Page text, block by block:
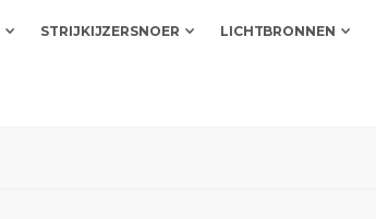
STRIJKIJZERSNOER LICHTBRONNEN